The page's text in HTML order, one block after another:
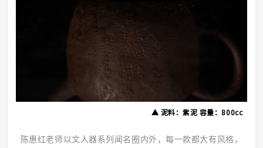
▲ 泥料：紫泥 容量：800cc
陈惠红老师以文人器系列闻名圈内外，每一款都大有风格，